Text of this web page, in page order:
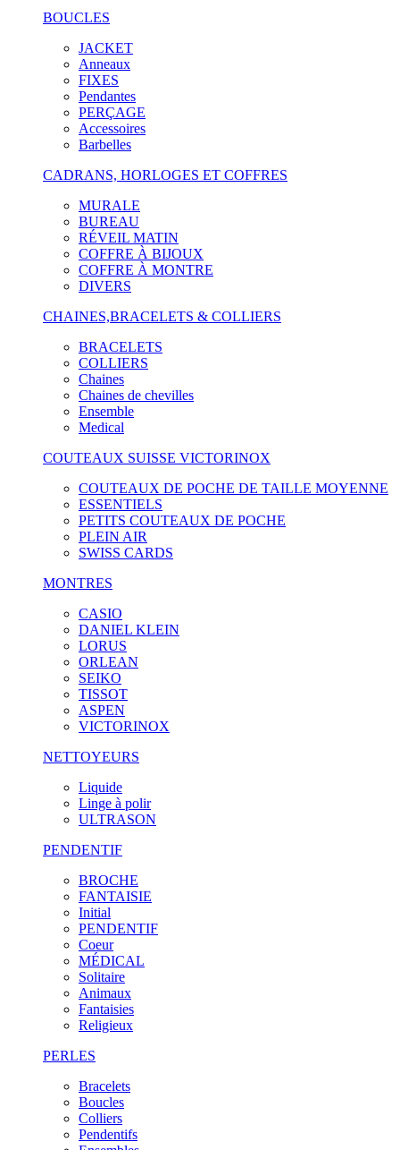
BOUCLES
JACKET
Anneaux
FIXES
Pendantes
PERÇAGE
Accessoires
Barbelles
CADRANS, HORLOGES ET COFFRES
MURALE
BUREAU
RÉVEIL MATIN
COFFRE À BIJOUX
COFFRE À MONTRE
DIVERS
CHAINES,BRACELETS & COLLIERS
BRACELETS
COLLIERS
Chaines
Chaines de chevilles
Ensemble
Medical
COUTEAUX SUISSE VICTORINOX
COUTEAUX DE POCHE DE TAILLE MOYENNE
ESSENTIELS
PETITS COUTEAUX DE POCHE
PLEIN AIR
SWISS CARDS
MONTRES
CASIO
DANIEL KLEIN
LORUS
ORLEAN
SEIKO
TISSOT
ASPEN
VICTORINOX
NETTOYEURS
Liquide
Linge à polir
ULTRASON
PENDENTIF
BROCHE
FANTAISIE
Initial
PENDENTIF
Coeur
MÉDICAL
Solitaire
Animaux
Fantaisies
Religieux
PERLES
Bracelets
Boucles
Colliers
Pendentifs